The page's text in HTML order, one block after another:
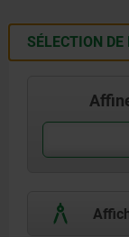
SÉLECTION DE